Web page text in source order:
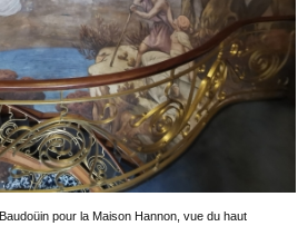
pour la Maison Hannon, vue du haut